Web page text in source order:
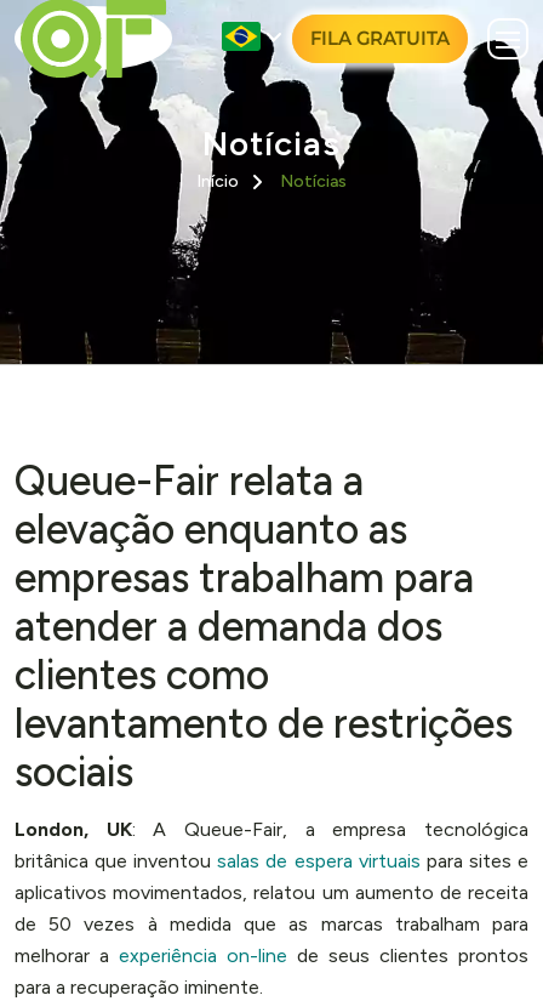
FILA GRATUITA
Notícias
Início Notícias
Queue-Fair relata a
elevação enquanto as
empresas trabalham para
atender a demanda dos
clientes como
levantamento de restrições
sociais
London, UK: A Queue-Fair, a empresa tecnológica
britânica que inventousalas de espera virtuais para sites e
aplicativos movimentados, relatou um aumento de receita
de 50 vezes à medida que as marcas trabalham para
melhorar a experiência on-line de seus clientes prontos
para a recuperação iminente.